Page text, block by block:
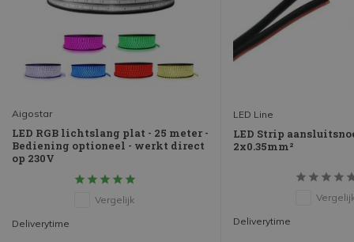
Aigostar
LED RGB lichtslang plat - 25 meter -
Bediening optioneel - werkt direct
op 230V
Vergelijk
Deliverytime
LED Line
LED Strip
2x0.35mm²
Deliverytime